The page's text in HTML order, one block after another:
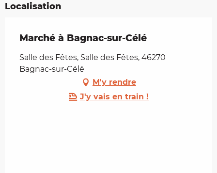
Localisation
Marché à Bagnac-sur-Célé
Salle des Fêtes, Salle des Fêtes, 46270
Bagnac-sur-Célé
M'y rendre
J'y vais en train !